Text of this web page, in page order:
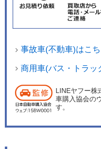
事故車(不動車)はこ
商用車(バス・トラッ
LINEヤフー株
車購入協会の
す。